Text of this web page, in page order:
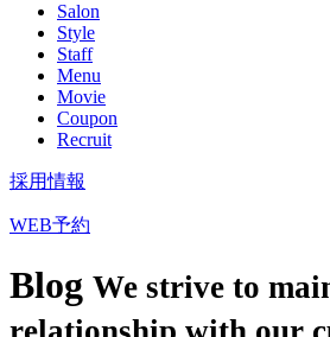
Salon
Style
Staff
Menu
Movie
Coupon
Recruit
採用情報
WEB予約
Blog We strive to